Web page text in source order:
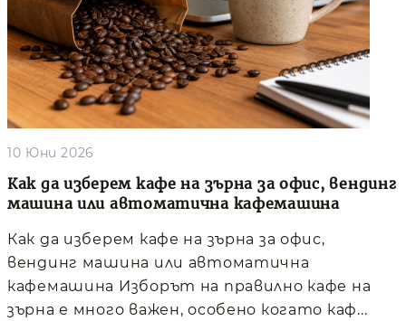
Как да изберем кафе на зърна за офис, вендинг
машина или автоматична кафемашина
10 Юни 2026
Как да изберем кафе на зърна за офис,
вендинг машина или автоматична
кафемашина Изборът на правилно кафе на
зърна е много важен, особено когато каф...